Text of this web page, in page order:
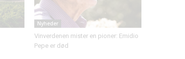
Nyheder
Vinverdenen mister en pioner: Emidio
Pepe er død